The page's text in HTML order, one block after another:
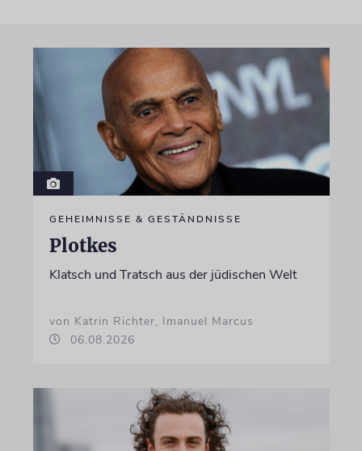
GEHEIMNISSE & GESTÄNDNISSE
Plotkes
Klatsch und Tratsch aus der jüdischen Welt
von Katrin Richter, Imanuel Marcus
06.08.2026